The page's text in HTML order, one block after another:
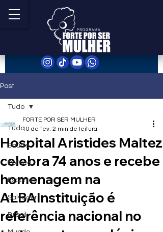
Post
Tudo
Saúde
Política
Esportes
Salvador
Brasil
Tudo
Hospital Aristides Maltez
celebra 74 anos e recebe
homenagem na
ALBAInstituição é
referência nacional no
FORTE POR SER MULHER
10 de fev. 2 min de leitura